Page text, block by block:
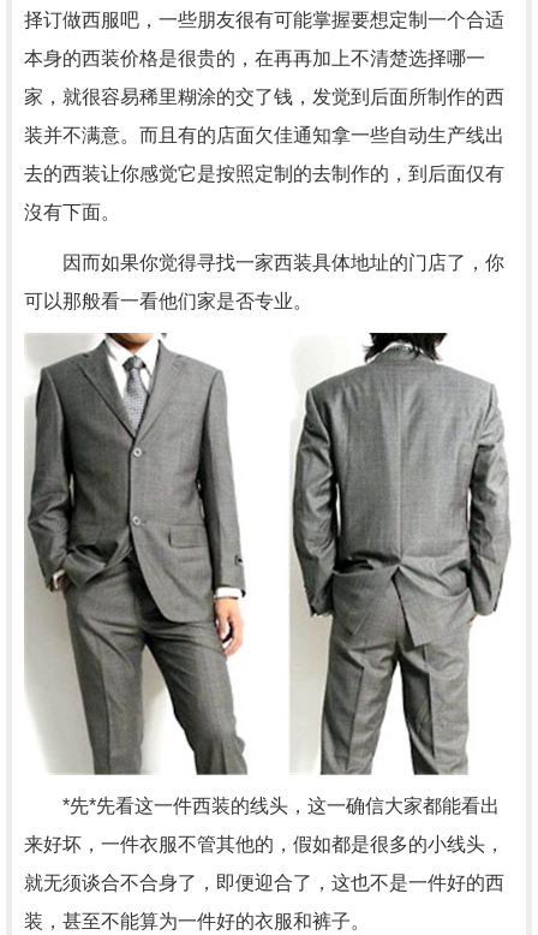
择订做西服吧，一些朋友很有可能掌握要想定制一个合适
本身的西装价格是很贵的，在再再加上不清楚选择哪一
家，就很容易稀里糊涂的交了钱，发觉到后面所制作的西
装并不满意。而且有的店面欠佳通知拿一些自动生产线出
去的西装让你感觉它是按照定制的去制作的，到后面仅有
沒有下面。
因而如果你觉得寻找一家西装具体地址的门店了，你
可以那般看一看他们家是否专业。
*先*先看这一件西装的线头，这一确信大家都能看出
来好坏，一件衣服不管其他的，假如都是很多的小线头，
就无须谈合不合身了，即便迎合了，这也不是一件好的西
装，甚至不能算为一件好的衣服和裤子。